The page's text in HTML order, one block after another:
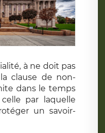
à ne doit pas
clause de non-
dans le temps
par laquelle
un savoir-